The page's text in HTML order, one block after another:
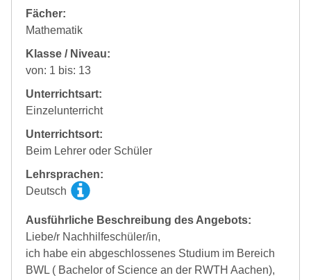
Fächer:
Mathematik
Klasse / Niveau:
von: 1 bis: 13
Unterrichtsart:
Einzelunterricht
Unterrichtsort:
Beim Lehrer oder Schüler
Lehrsprachen:
Deutsch
Ausführliche Beschreibung des Angebots:
Liebe/r Nachhilfeschüler/in,
ich habe ein abgeschlossenes Studium im Bereich
BWL ( Bachelor of Science an der RWTH Aachen),